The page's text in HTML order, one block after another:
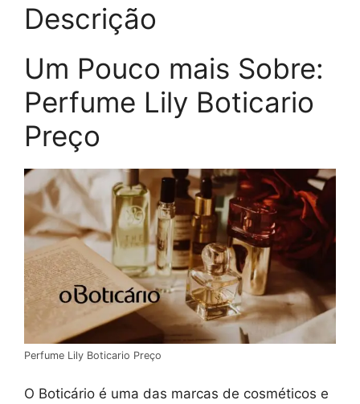
Descrição
Um Pouco mais Sobre:
Perfume Lily Boticario
Preço
Perfume Lily Boticario Preço
O Boticário é uma das marcas de cosméticos e